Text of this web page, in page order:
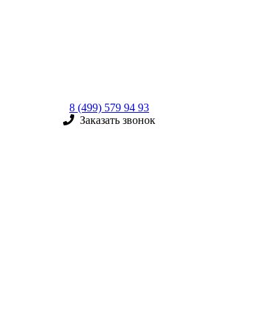
8 (499) 579 94 93
Заказать звонок